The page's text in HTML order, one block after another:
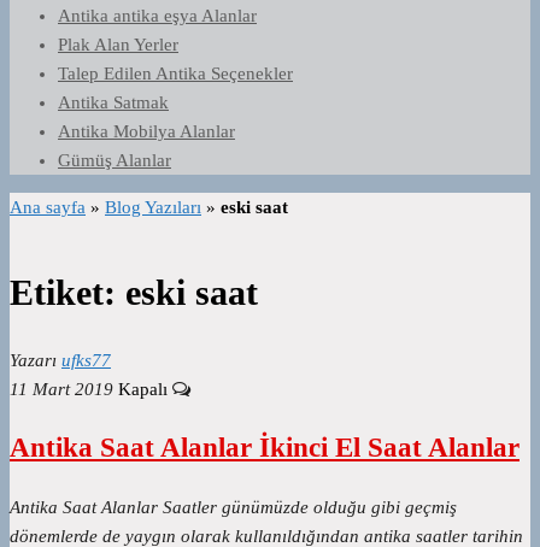
Antika antika eşya Alanlar
Plak Alan Yerler
Talep Edilen Antika Seçenekler
Antika Satmak
Antika Mobilya Alanlar
Gümüş Alanlar
Ana sayfa » Blog Yazıları » eski saat
Etiket: eski saat
Yazarı ufks77
11 Mart 2019 Kapalı
Antika Saat Alanlar İkinci El Saat Alanlar
Antika Saat Alanlar Saatler günümüzde olduğu gibi geçmiş
dönemlerde de yaygın olarak kullanıldığından antika saatler tarihin